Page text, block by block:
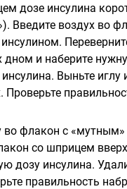
дозе инсулина
Введите воздух во
дном и наберите
Выньте иглу
Проверьте
во флакон с
со шприцем
дозу инсулина.
правильность